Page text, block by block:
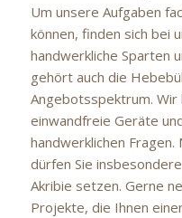
Um unsere Aufgaben
können, finden sich bei
handwerkliche Sparten
gehört auch die
Angebotsspektrum. Wir
einwandfreie Geräte
handwerklichen
dürfen Sie
Akribie setzen. Gerne
Projekte, die Ihnen